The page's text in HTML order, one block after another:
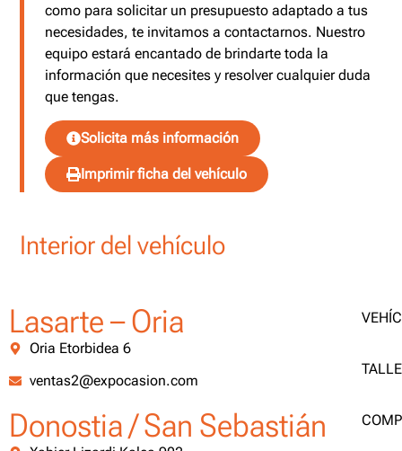
como para solicitar un presupuesto adaptado a tus
necesidades, te invitamos a contactarnos. Nuestro
equipo estará encantado de brindarte toda la
información que necesites y resolver cualquier duda
que tengas.
Solicita más información
Imprimir ficha del vehículo
Interior del vehículo
Lasarte – Oria
Oria Etorbidea 6
ventas2@expocasion.com
Donostia / San Sebastián